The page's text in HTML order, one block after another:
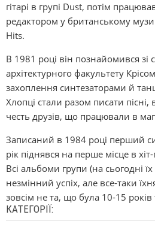
гітарі в групі Dust, потім
редактором у британському
Hіts.
В 1981 році він познайомився зі
архітектурного факультету
захоплення синтезаторами й
Хлопці стали разом писати
честь друзів, що працювали в
Записаний в 1984 році перший
рік піднявся на перше місце в
Всі альбоми групи (на сьогодні
незмінний успіх, але все-таки
зовсім не та, що була 10-15 років
КАТЕГОРІЇ: